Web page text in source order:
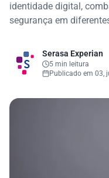
identidade digital,
segurança em
Serasa Experian
5 min leitura
Publicado em 03,